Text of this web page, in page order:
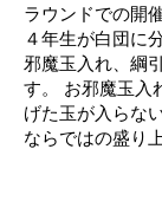
ラウンドでの開
４年生が白団に
邪魔玉入れ、綱
す。 お邪魔玉入
げた玉が入らな
ならではの盛り